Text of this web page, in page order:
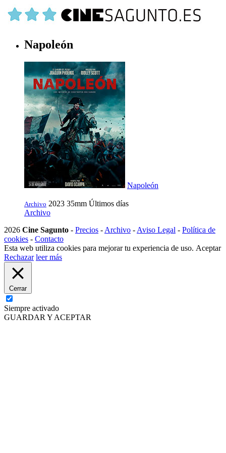
Napoleón
Napoleón
Archivo 2023 35mm Últimos días
Archivo
2026 Cine Sagunto - Precios - Archivo - Aviso Legal - Política de
cookies - Contacto
Esta web utiliza cookies para mejorar tu experiencia de uso. Aceptar
Rechazar leer más
Cerrar
Siempre activado
GUARDAR Y ACEPTAR